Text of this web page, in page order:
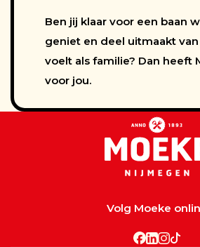
Ben jij klaar voor een baan
geniet en deel uitmaakt
voelt als familie? Dan heeft
voor jou.
Volg Moeke